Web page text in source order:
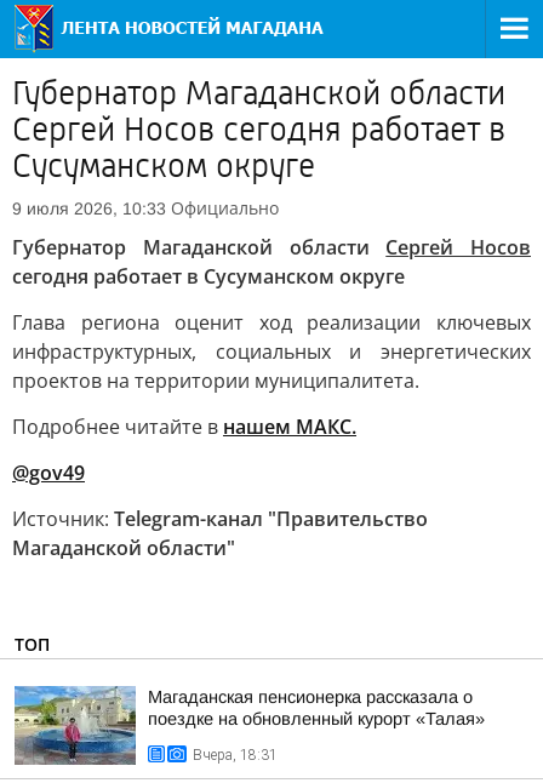
Губернатор Магаданской области
Сергей Носов сегодня работает в
Сусуманском округе
9 июля 2026, 10:33 Официально
Губернатор Магаданской области Сергей Носов
сегодня работает в Сусуманском округе
Глава региона оценит ход реализации ключевых
инфраструктурных, социальных и энергетических
проектов на территории муниципалитета.
Подробнее читайте в нашем МАКС.
@gov49
Источник: Telegram-канал "Правительство
Магаданской области"
ТОП
Магаданская пенсионерка рассказала о
поездке на обновленный курорт «Талая»
Вчера, 18:31